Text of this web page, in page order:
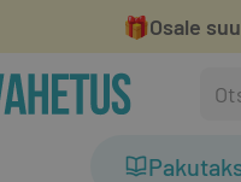
🎁Osale